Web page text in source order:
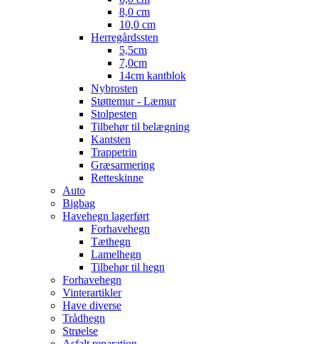
8,0 cm
10,0 cm
Herregårdssten
5,5cm
7,0cm
14cm kantblok
Nybrosten
Støttemur - Læmur
Stolpesten
Tilbehør til belægning
Kantsten
Trappetrin
Græsarmering
Retteskinne
Auto
Bigbag
Havehegn lagerført
Forhavehegn
Tæthegn
Lamelhegn
Tilbehør til hegn
Forhavehegn
Vinterartikler
Have diverse
Trådhegn
Strøelse